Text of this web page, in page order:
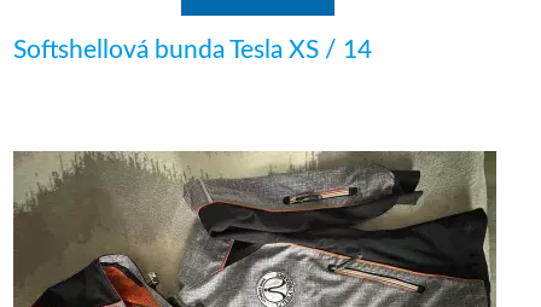
Softshellová bunda Tesla XS / 14